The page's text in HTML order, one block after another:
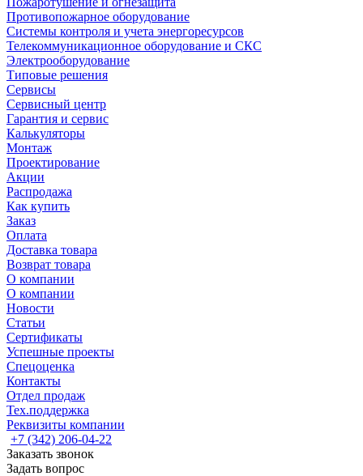
Противопожарное оборудование
Системы контроля и учета энергоресурсов
Телекоммуникационное оборудование и СКС
Электрооборудование
Типовые решения
Сервисы
Сервисный центр
Гарантия и сервис
Калькуляторы
Монтаж
Проектирование
Акции
Распродажа
Как купить
Заказ
Оплата
Доставка товара
Возврат товара
О компании
О компании
Новости
Статьи
Сертификаты
Успешные проекты
Спецоценка
Контакты
Отдел продаж
Тех.поддержка
Реквизиты компании
+7 (342) 206-04-22
Заказать звонок
Задать вопрос